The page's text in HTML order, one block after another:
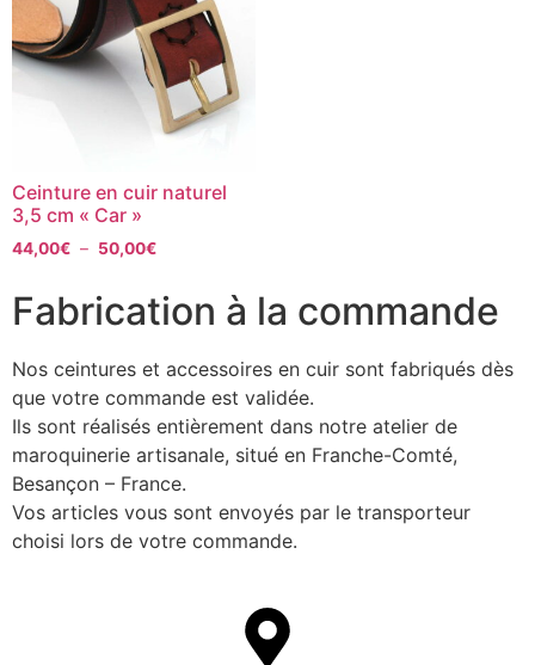
Ceinture en cuir naturel
3,5 cm « Car »
44,00€ – 50,00€
Fabrication à la commande
Nos ceintures et accessoires en cuir sont fabriqués dès
que votre commande est validée.
Ils sont réalisés entièrement dans notre atelier de
maroquinerie artisanale, situé en Franche-Comté,
Besançon – France.
Vos articles vous sont envoyés par le transporteur
choisi lors de votre commande.